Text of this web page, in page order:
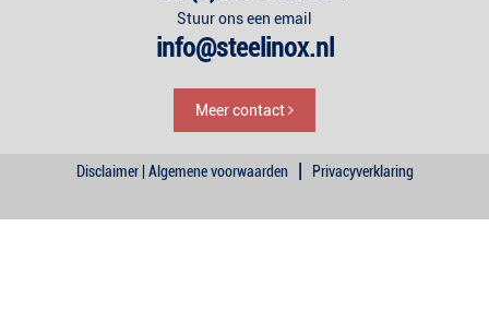
Stuur ons een email
info@steelinox.nl
Meer contact
Disclaimer | Algemene voorwaarden | Privacyverklaring